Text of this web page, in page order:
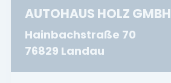
AUTOHAUS HOLZ GMBH
Hainbachstraße 70
76829 Landau